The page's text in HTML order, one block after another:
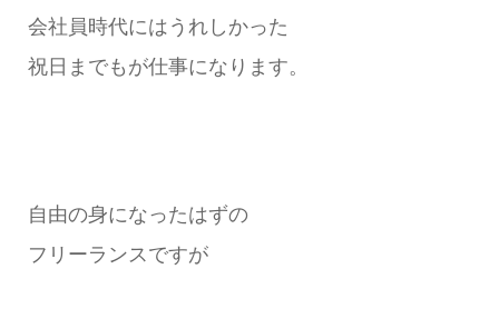
会社員時代にはうれしかった
祝日までもが仕事になります。
自由の身になったはずの
フリーランスですが